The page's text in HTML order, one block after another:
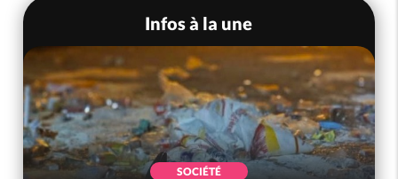
Infos à la une
SOCIÉTÉ